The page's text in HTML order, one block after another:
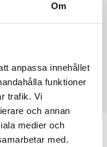
Om
anpassa innehållet
funktioner
trafik. Vi
och annan
medier och
med.
bil?